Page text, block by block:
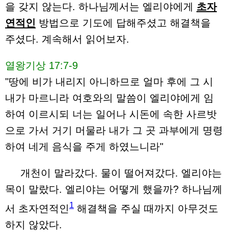
을 갖지 않는다. 하나님께서는 엘리야에게 초자
연적인 방법으로 기도에 답해주셨고 해결책을
주셨다. 계속해서 읽어보자.
열왕기상 17:7-9
"땅에 비가 내리지 아니하므로 얼마 후에 그 시
내가 마르니라 여호와의 말씀이 엘리야에게 임
하여 이르시되 너는 일어나 시돈에 속한 사르밧
으로 가서 거기 머물라 내가 그 곳 과부에게 명령
하여 네게 음식을 주게 하였느니라"
개천이 말라갔다. 물이 떨어져갔다. 엘리야는
목이 말랐다. 엘리야는 어떻게 했을까? 하나님께
서 초자연적인 1 해결책을 주실 때까지 아무것도
하지 않았다.